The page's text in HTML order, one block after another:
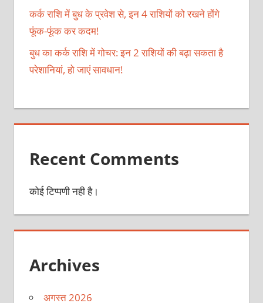
कर्क राशि में बुध के प्रवेश से, इन 4 राशियों को रखने होंगे
फूंक-फूंक कर कदम!
बुध का कर्क राशि में गोचर: इन 2 राशियों की बढ़ा सकता है
परेशानियां, हो जाएं सावधान!
Recent Comments
कोई टिप्पणी नही है।
Archives
अगस्त 2026